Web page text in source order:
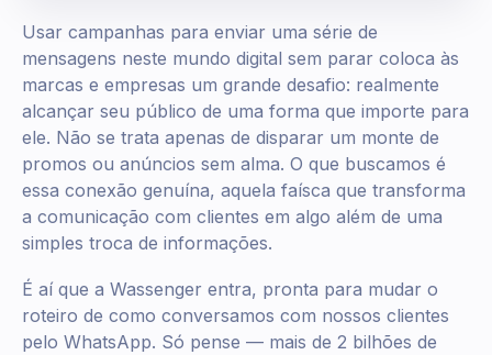
Usar campanhas para enviar uma série de
mensagens neste mundo digital sem parar coloca às
marcas e empresas um grande desafio: realmente
alcançar seu público de uma forma que importe para
ele. Não se trata apenas de disparar um monte de
promos ou anúncios sem alma. O que buscamos é
essa conexão genuína, aquela faísca que transforma
a comunicação com clientes em algo além de uma
simples troca de informações.
É aí que a Wassenger entra, pronta para mudar o
roteiro de como conversamos com nossos clientes
pelo WhatsApp. Só pense — mais de 2 bilhões de